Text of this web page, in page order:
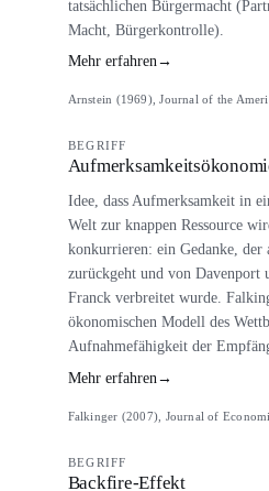
tatsächlichen Bürgermacht
Macht, Bürgerkontrolle).
Mehr erfahren→
Arnstein (1969), Journal of the
BEGRIFF
Idee, dass Aufmerksamkeit in
Welt zur knappen Ressource
konkurrieren: ein Gedanke,
zurückgeht und von Davenport
Franck verbreitet wurde.
ökonomischen Modell des
Aufnahmefähigkeit der
Mehr erfahren →
Falkinger (2007), Journal of
BEGRIFF
Backfire-Effekt